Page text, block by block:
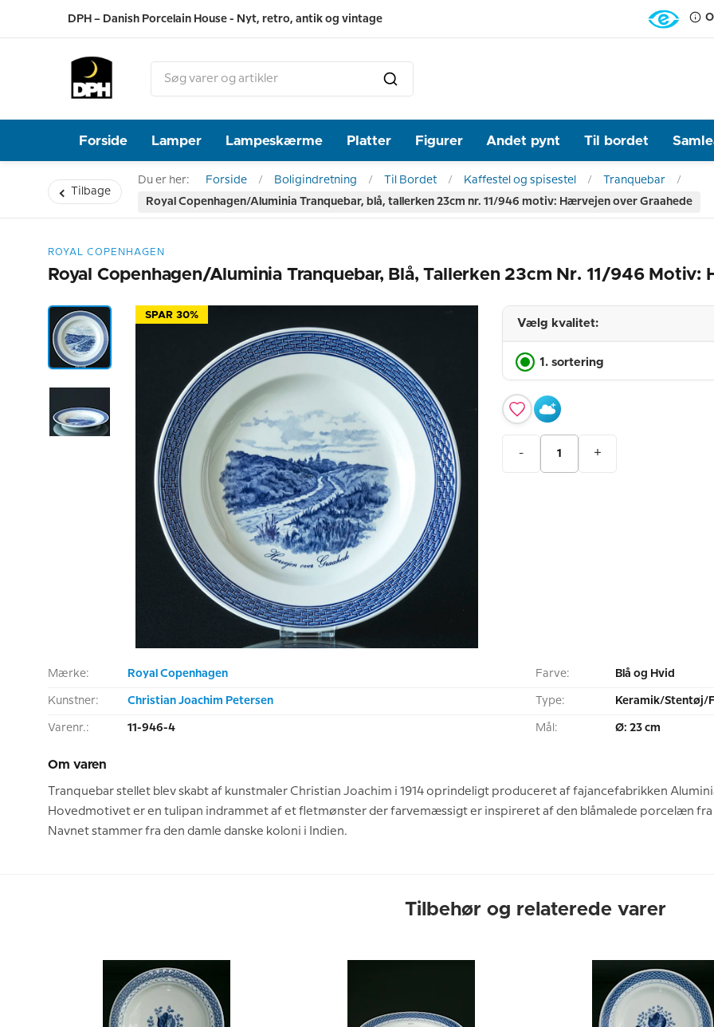
DPH – Danish Porcelain House - Nyt, retro, antik og vintage
Forside Lamper Lampeskærme Platter Figurer Andet pynt Til bordet
Tilbage
Du er her: Forside Boligindretning Til Bordet Kaffestel og spisestel
Tranquebar
Royal Copenhagen/Aluminia Tranquebar, blå, tallerken 23cm nr. 11/946 motiv: Hærvejen over Graahede
ROYAL COPENHAGEN
Royal Copenhagen/Aluminia Tranquebar, Blå, Tallerken 23cm Nr. 11/946 Motiv:
SPAR 30%
Vælg kvalitet:
1. sortering
- +
Mærke: Royal Copenhagen
Kunstner: Christian Joachim Petersen
Varenr.: 11-946-4
Farve: Blå og Hvid
Type: Keramik/Stentøj/
Mål: Ø: 23 cm
Om varen
Tranquebar stellet blev skabt af kunstmaler Christian Joachim i 1914 oprindeligt produceret af fajancefabrikken
Hovedmotivet er en tulipan indrammet af et fletmønster der farvemæssigt er inspireret af den blåmalede porcelæn
Navnet stammer fra den damle danske koloni i Indien.
Tilbehør og relaterede varer